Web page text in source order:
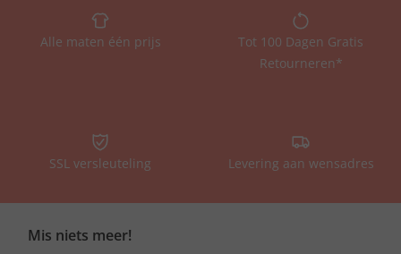
Alle maten één prijs
Tot 100 Dagen Gratis
Retourneren*
SSL versleuteling Levering aan wensadres
Mis niets meer!